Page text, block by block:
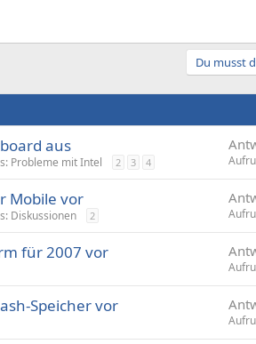
Du musst
aus
Probleme mit Intel 2 3 4
Mobile vor
Diskussionen 2
für 2007 vor
Speicher vor